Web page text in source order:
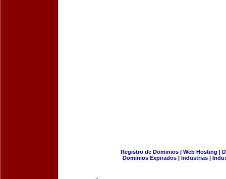
Registro de Dominios| Web Hosting |
Dominios Expirados | Industrias |